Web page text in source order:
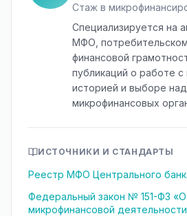
Стаж в
Специализируется на
МФО,
финансовой
публикаций о работе с
историей и выборе
микрофинансовых
ИСТОЧНИКИ И СТАНДАРТЫ
Реестр МФО Центрального
Федеральный закон № 151-ФЗ «О
микрофинансовой